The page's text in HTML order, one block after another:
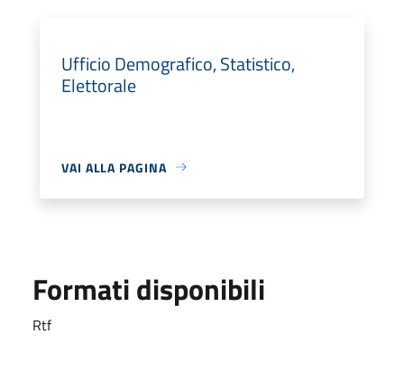
Ufficio Demografico, Statistico,
Elettorale
VAI ALLA PAGINA
Formati disponibili
Rtf